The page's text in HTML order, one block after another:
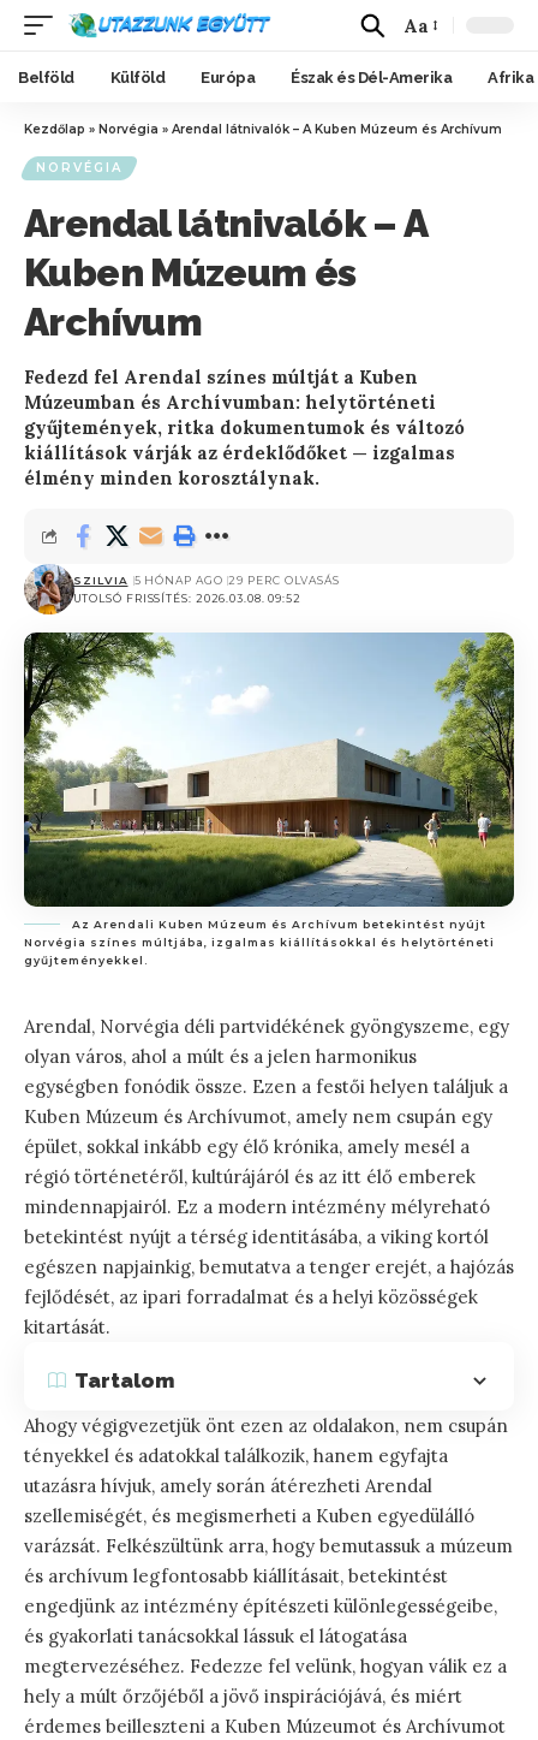
Aa
Belföld Külföld Európa Észak és Dél-Amerika Afrika
Kezdőlap » Norvégia » Arendal látnivalók – A Kuben Múzeum és Archívum
NORVÉGIA
Arendal látnivalók – A
Kuben Múzeum és
Archívum
Fedezd fel Arendal színes múltját a Kuben
Múzeumban és Archívumban: helytörténeti
gyűjtemények, ritka dokumentumok és változó
kiállítások várják az érdeklődőket — izgalmas
élmény minden korosztálynak.
UTOLSÓ FRISSÍTÉS: 2026.03.08. 09:52
SZILVIA 5 HÓNAP AGO 29 PERC OLVASÁS
Az Arendali Kuben Múzeum és Archívum betekintést nyújt
Norvégia színes múltjába, izgalmas kiállításokkal és helytörténeti
gyűjteményekkel.
Arendal, Norvégia déli partvidékének gyöngyszeme, egy
olyan város, ahol a múlt és a jelen harmonikus
egységben fonódik össze. Ezen a festői helyen találjuk a
Kuben Múzeum és Archívumot, amely nem csupán egy
épület, sokkal inkább egy élő krónika, amely mesél a
régió történetéről, kultúrájáról és az itt élő emberek
mindennapjairól. Ez a modern intézmény mélyreható
betekintést nyújt a térség identitásába, a viking kortól
egészen napjainkig, bemutatva a tenger erejét, a hajózás
fejlődését, az ipari forradalmat és a helyi közösségek
kitartását.
Tartalom
Ahogy végigvezetjük önt ezen az oldalakon, nem csupán
tényekkel és adatokkal találkozik, hanem egyfajta
utazásra hívjuk, amely során átérezheti Arendal
szellemiségét, és megismerheti a Kuben egyedülálló
varázsát. Felkészültünk arra, hogy bemutassuk a múzeum
és archívum legfontosabb kiállításait, betekintést
engedjünk az intézmény építészeti különlegességeibe,
és gyakorlati tanácsokkal lássuk el látogatása
megtervezéséhez. Fedezze fel velünk, hogyan válik ez a
hely a múlt őrzőjéből a jövő inspirációjává, és miért
érdemes beilleszteni a Kuben Múzeumot és Archívumot